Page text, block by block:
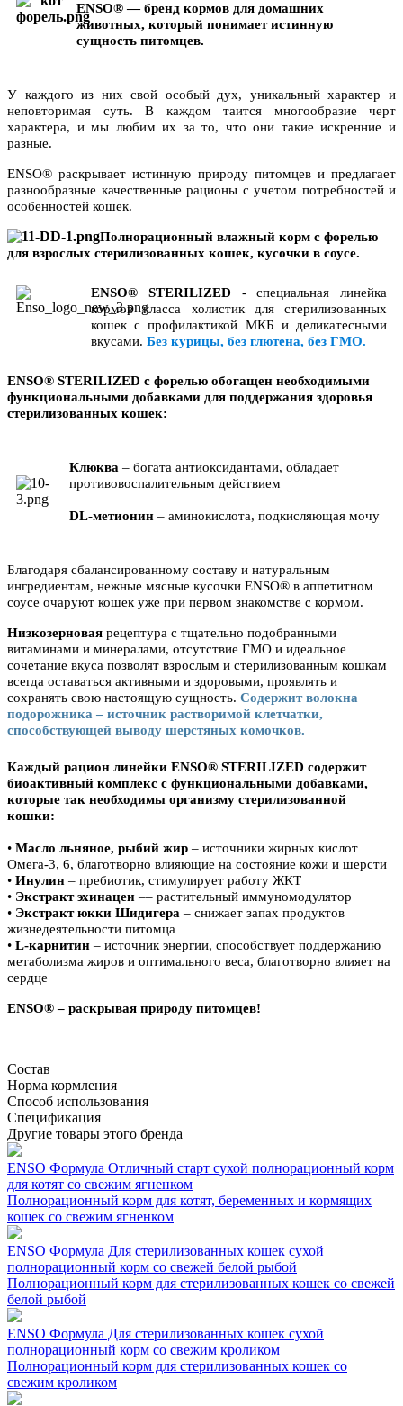
ENSO® — бренд кормов для домашних
животных, который понимает истинную
сущность питомцев.
У каждого из них свой особый дух, уникальный характер и
неповторимая суть. В каждом таится многообразие черт
характера, и мы любим их за то, что они такие искренние и
разные.
ENSO® раскрывает истинную природу питомцев и предлагает
разнообразные качественные рационы с учетом потребностей и
особенностей кошек.
Полнорационный влажный корм с форелью
для взрослых стерилизованных кошек, кусочки в соусе.
ENSO® STERILIZED - специальная линейка
кормов класса холистик для стерилизованных
кошек с профилактикой МКБ и деликатесными
вкусами. Без курицы, без глютена, без ГМО.
ENSO® STERILIZED c форелью обогащен необходимыми
функциональными добавками для поддержания здоровья
стерилизованных кошек:
Клюква – богата антиоксидантами, обладает
противовоспалительным действием
DL-метионин – аминокислота, подкисляющая мочу
Благодаря сбалансированному составу и натуральным
ингредиентам, нежные мясные кусочки ENSO® в аппетитном
соусе очаруют кошек уже при первом знакомстве с кормом.
Низкозерновая рецептура с тщательно подобранными
витаминами и минералами, отсутствие ГМО и идеальное
сочетание вкуса позволят взрослым и стерилизованным кошкам
всегда оставаться активными и здоровыми, проявлять и
сохранять свою настоящую сущность. Содержит волокна
подорожника – источник растворимой клетчатки,
способствующей выводу шерстяных комочков.
Каждый рацион линейки ENSO® STERILIZED содержит
биоактивный комплекс с функциональными добавками,
которые так необходимы организму стерилизованной
кошки:
• Масло льняное, рыбий жир – источники жирных кислот
Омега-3, 6, благотворно влияющие на состояние кожи и шерсти
• Инулин – пребиотик, стимулирует работу ЖКТ
• Экстракт эхинацеи –– растительный иммуномодулятор
• Экстракт юкки Шидигера – снижает запах продуктов
жизнедеятельности питомца
• L-карнитин – источник энергии, способствует поддержанию
метаболизма жиров и оптимального веса, благотворно влияет на
сердце
ENSO® – раскрывая природу питомцев!
Состав
Норма кормления
Способ использования
Спецификация
Другие товары этого бренда
ENSO Формула Отличный старт сухой полнорационный корм
для котят со свежим ягненком
Полнорационный корм для котят, беременных и кормящих
кошек со свежим ягненком
ENSO Формула Для стерилизованных кошек сухой
полнорационный корм со свежей белой рыбой
Полнорационный корм для стерилизованных кошек со свежей
белой рыбой
ENSO Формула Для стерилизованных кошек сухой
полнорационный корм со свежим кроликом
Полнорационный корм для стерилизованных кошек со
свежим кроликом